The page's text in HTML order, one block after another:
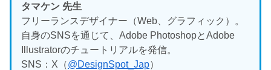
タマケン 先生
フリーランスデザイナー（Web、グラフィック）。
自身のSNSを通じて、Adobe PhotoshopとAdobe
Illustratorのチュートリアルを発信。
SNS：X（@DesignSpot_Jap）